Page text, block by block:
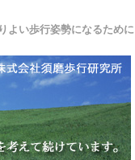
よい歩行姿勢になるために